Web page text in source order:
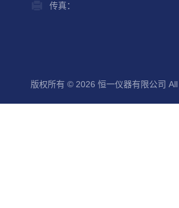
传真：
版权所有 © 2026 恒一仪器有限公司